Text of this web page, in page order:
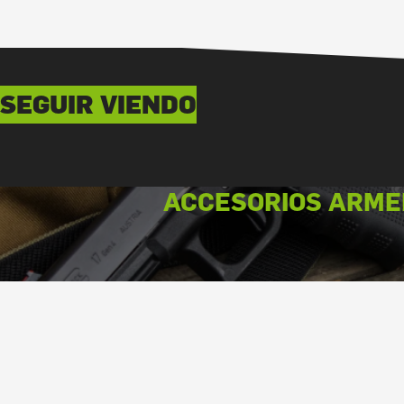
SEGUIR VIENDO
ACCESORIOS